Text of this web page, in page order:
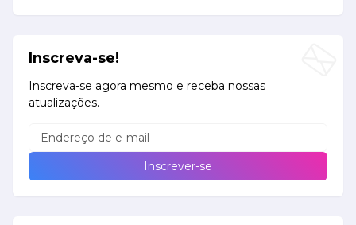
Inscreva-se!
Inscreva-se agora mesmo e receba nossas
atualizações.